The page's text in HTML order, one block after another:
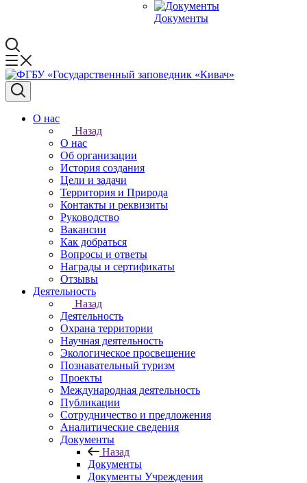
Документы
О нас
Назад
О нас
Об организации
История создания
Цели и задачи
Территория и Природа
Контакты и реквизиты
Руководство
Вакансии
Как добраться
Вопросы и ответы
Награды и сертификаты
Отзывы
Деятельность
Назад
Деятельность
Охрана территории
Научная деятельность
Экологическое просвещение
Познавательный туризм
Проекты
Международная деятельность
Публикации
Сотрудничество и предложения
Аналитические сведения
Документы
Назад
Документы
Документы Учреждения